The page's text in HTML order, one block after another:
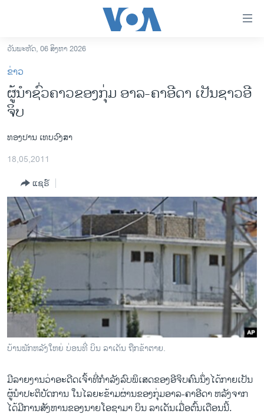
ເຂົ້າ
ຫາ
ຂ້າມ
ຂ້າມ
ຂ້າມ
ຫາ
ຊອກ
ຄົ້ນ
ລາວ
ອາເມຣິກາ
ຂ່າວ​ຈີນ
ໂລກ
ເອເຊຍ
ອິດສະຫຼະພາບດ້ານການຂ່າວ
ຊີວິດຊາວລາວ
ຊຸມຊົນຊາວລາວ
ວິທະຍາສາດ-ເທັກໂນໂລຈີ
ທຸລະກິດ
ພາສາອັງກິດ
ວີດີໂອ
ລາຍການກະຈາຍສຽງ
ລາຍງານ
ຕິດຕາມພວກເຮົາ ທີ່
ວັນພະຫັດ, 06 ສິງຫາ 2026
ຂ່າວ
ຜູ້ນໍາຊົ່ວຄາວຂອງກຸ່ມ ອາລ-ຄາອີດາ ເປັນຊາວອີ
ຈິບ
ທອງປານ ເທບວົງສາ
18,05,2011
ແຊຣ໌
ບ້ານພັກຫລັງໃຫຍ່ ບ່ອນທີ່ ບິນ ລາເດັນ ຖືກຂ້າຕາຍ.
ມີລາຍງານວ່າອະດີດເຈົ້າທີ່ກໍາລັງລົບພິເສດຂອງອີຈິບຄົນນຶ່ງໄດ້ກາຍເປັນ
ຜູ້ນໍາປະຕິບັດການ ໃນໄລຍະຂ້າມຜ່ານຂອງກຸ່ມອາລ-ຄາອີດາ ຫລັງຈາກ
ໄດ້ມີການສັງຫານຂອງນາຍໂອຊາມາ ບິນ ລາເດັນເມື່ອຕົ້ນເດືອນນີ້.